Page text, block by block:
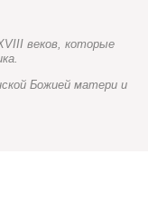
веков, которые
Божией матери и